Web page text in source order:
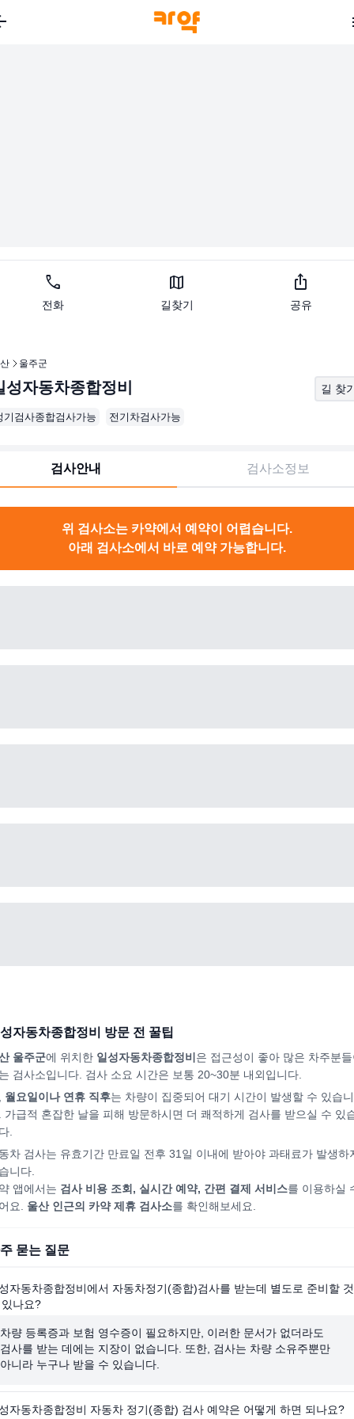
call
전화
map
길찾기
ios_share
공유
울주군
성자동차종합정비 길 찾
기검사종합검사가능 전기차검사가능
검사안내 검사소정보
위 검사소는 카약에서 예약이 어렵습니다.
아래 검사소에서 바로 예약 가능합니다.
자동차종합정비 방문 전 꿀팁
울주군에 위치한 일성자동차종합정비 은 접근성이 좋아 많은 차주분
검사소입니다. 검사 소요 시간은 보통 20~30분 내외입니다.
월요일이나 연휴 직후는 차량이 집중되어 대기 시간이 발생할 수 있습니
가급적 혼잡한 날을 피해 방문하시면 더 쾌적하게 검사를 받으실 수 있
.
차 검사는 유효기간 만료일 전후 31일 이내에 받아야 과태료가 발생하
니다.
앱에서는 검사 비용 조회, 실시간 예약, 간편 결제 서비스를 이용하실
요. 울산인근의 카약 제휴 검사소를 확인해보세요.
묻는 질문
자동차종합정비에서 자동차정기(종합)검사를 받는데 별도로 준비할 것
나요?
차량 등록증과 보험 영수증이 필요하지만, 이러한 문서가 없더라도
검사를 받는 데에는 지장이 없습니다. 또한, 검사는 차량 소유주뿐만
아니라 누구나 받을 수 있습니다.
자동차종합정비 자동차 정기(종합) 검사 예약은 어떻게 하면 되나요?